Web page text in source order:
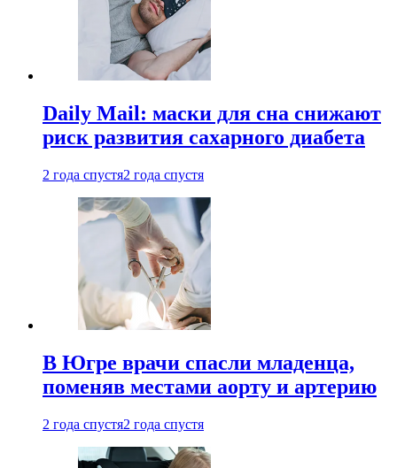
Daily Mail: маски для сна снижают
риск развития сахарного диабета
2 года спустя2 года спустя
В Югре врачи спасли младенца,
поменяв местами аорту и артерию
2 года спустя2 года спустя